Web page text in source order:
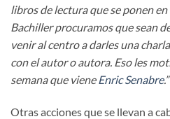
libros de lectura que se ponen
Bachiller procuramos que sean
venir al centro a darles una
con el autor o autora. Eso les
semana que vieneEnric Senabre.”
Otras acciones que se llevan a